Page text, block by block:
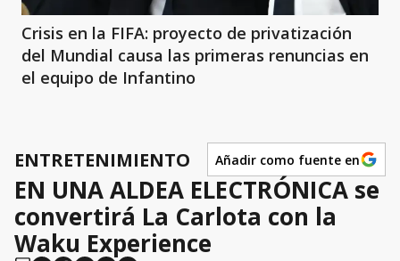
Crisis en la FIFA: proyecto de privatización
del Mundial causa las primeras renuncias en
el equipo de Infantino
ENTRETENIMIENTO Añadir como fuente en
EN UNA ALDEA ELECTRÓNICA se
convertirá La Carlota con la
Waku Experience